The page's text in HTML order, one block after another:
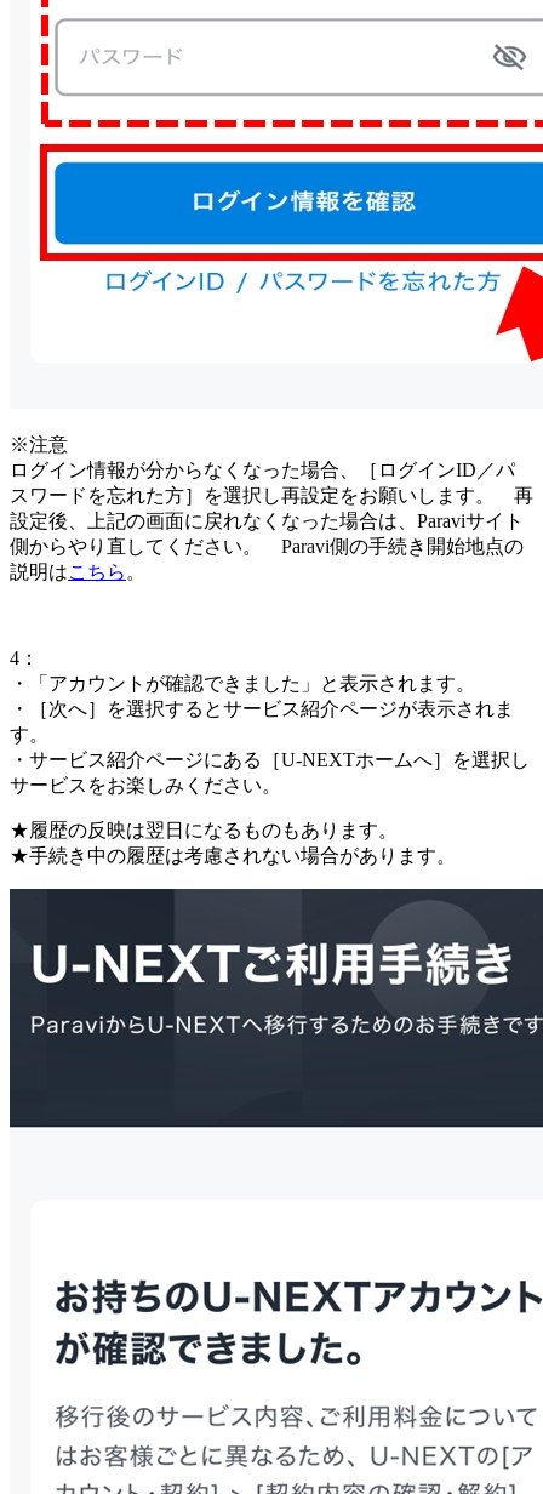
※注意
ログイン情報が分からなくなった場合、［ログインID／パ
スワードを忘れた方］を選択し再設定をお願いします。 再
設定後、上記の画面に戻れなくなった場合は、Paraviサイト
側からやり直してください。 Paravi側の手続き開始地点の
説明はこちら 。
4：
・「アカウントが確認できました」と表示されます。
・［次へ］を選択するとサービス紹介ページが表示されま
す。
・サービス紹介ページにある［U-NEXTホームへ］を選択し
サービスをお楽しみください。
★履歴の反映は翌日になるものもあります。
★手続き中の履歴は考慮されない場合があります。